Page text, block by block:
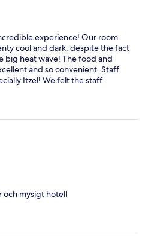
experience! Our room
cool and dark, despite the fact
heat wave! The food and
and so convenient. Staff
Itzel! We felt the staff
enjoy our stay, and we did!
and modern, and I loved all
home away from home for 5
och mysigt hotell